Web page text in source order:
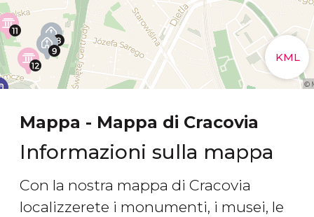
Mappa - Mappa di Cracovia
Informazioni sulla mappa
Con la nostra mappa di Cracovia
localizzerete i monumenti, i musei, le